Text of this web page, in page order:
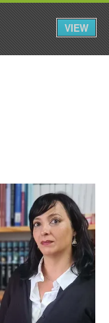
Iniciar Sessão
VIEW